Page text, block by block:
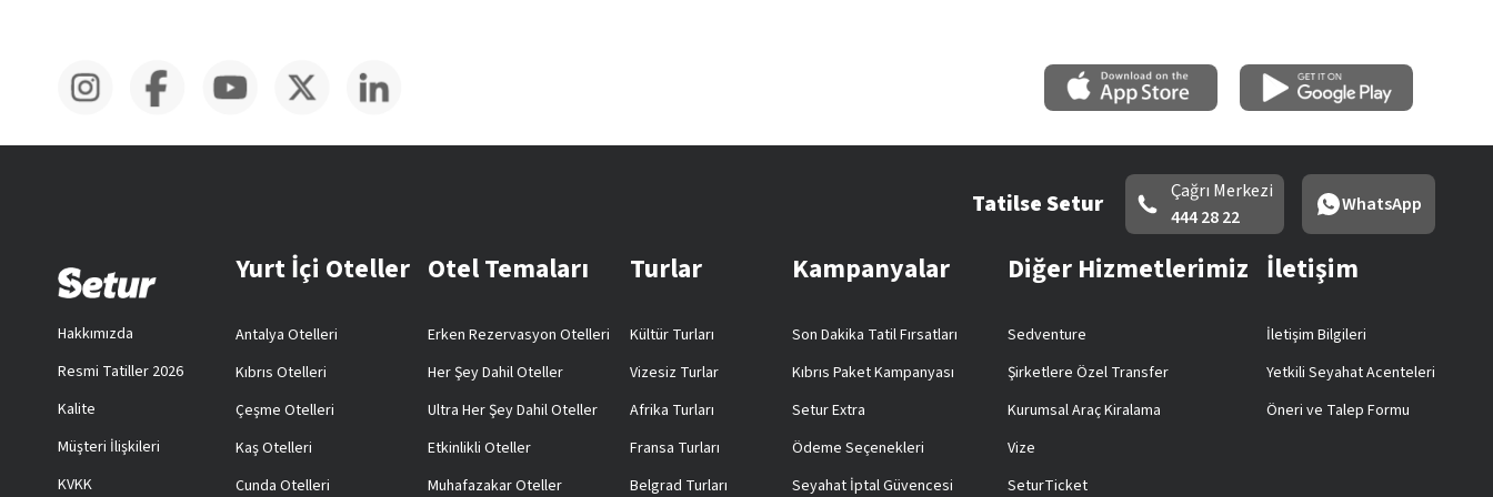
Tatilse Setur
Çağrı Merkezi
444 28 22
WhatsApp
Hakkımızda
Resmi Tatiller 2026
Kalite
Müşteri İlişkileri
KVKK
Yurt İçi Oteller
Antalya Otelleri
Kıbrıs Otelleri
Çeşme Otelleri
Kaş Otelleri
Cunda Otelleri
Otel Temaları
Erken Rezervasyon Otelleri
Her Şey Dahil Oteller
Ultra Her Şey Dahil Oteller
Etkinlikli Oteller
Muhafazakar Oteller
Turlar
Kültür Turları
Vizesiz Turlar
Afrika Turları
Fransa Turları
Belgrad Turları
Kampanyalar
Son Dakika Tatil Fırsatları
Kıbrıs Paket Kampanyası
Setur Extra
Ödeme Seçenekleri
Seyahat İptal Güvencesi
Diğer Hizmetlerimiz
Sedventure
Şirketlere Özel Transfer
Kurumsal Araç Kiralama
Vize
SeturTicket
İletişim
İletişim Bilgileri
Yetkili Seyahat Acenteleri
Öneri ve Talep Formu